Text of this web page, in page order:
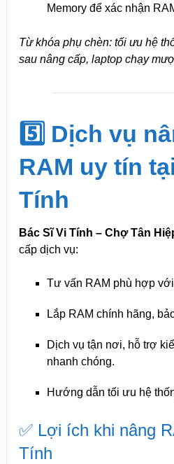
Memory để xác nhận
Từ khóa phụ chèn: tối ưu hệ
sau nâng cấp, laptop chạy
5️⃣ Dịch vụ
RAM uy tín
Tính
Bác Sĩ Vi Tính – Chợ Tân
cấp dịch vụ:
Tư vấn RAM phù hợp
Lắp RAM chính hãng,
Dịch vụ tận nơi, hỗ trợ
nhanh chóng.
Hướng dẫn tối ưu hệ
✅ Lợi ích khi nâng
Tính